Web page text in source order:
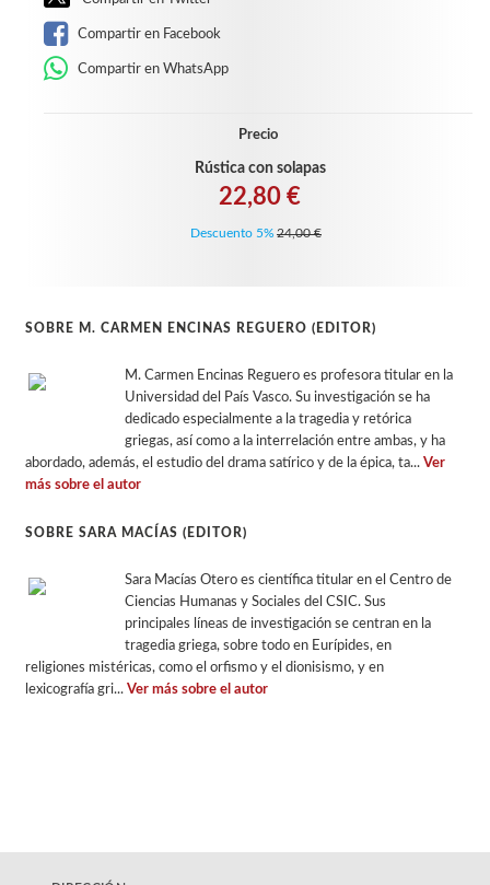
Compartir en Facebook
Compartir en WhatsApp
Precio
Rústica con solapas
22,80 €
Descuento 5% 24,00 €
SOBRE M. CARMEN ENCINAS REGUERO (EDITOR)
M. Carmen Encinas Reguero es profesora titular en la
Universidad del País Vasco. Su investigación se ha
dedicado especialmente a la tragedia y retórica
griegas, así como a la interrelación entre ambas, y ha
abordado, además, el estudio del drama satírico y de la épica, ta... Ver
más sobre el autor
SOBRE SARA MACÍAS (EDITOR)
Sara Macías Otero es científica titular en el Centro de
Ciencias Humanas y Sociales del CSIC. Sus
principales líneas de investigación se centran en la
tragedia griega, sobre todo en Eurípides, en
religiones mistéricas, como el orfismo y el dionisismo, y en
lexicografía gri... Ver más sobre el autor